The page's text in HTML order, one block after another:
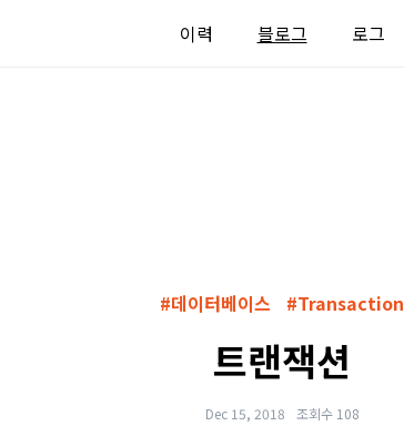
이력 블로그 로그
#데이터베이스 #Transaction
트랜잭션
Dec 15, 2018 조회수 108